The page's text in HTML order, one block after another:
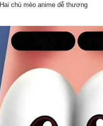
Hai chú mèo anime dễ thương